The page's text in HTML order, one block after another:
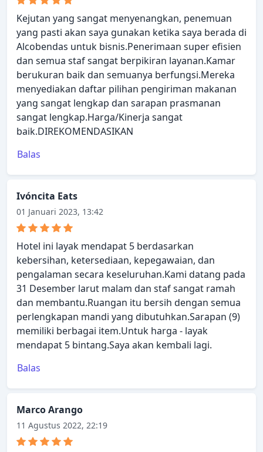
Kejutan yang sangat menyenangkan, penemuan
yang pasti akan saya gunakan ketika saya berada di
Alcobendas untuk bisnis.Penerimaan super efisien
dan semua staf sangat berpikiran layanan.Kamar
berukuran baik dan semuanya berfungsi.Mereka
menyediakan daftar pilihan pengiriman makanan
yang sangat lengkap dan sarapan prasmanan
sangat lengkap.Harga/Kinerja sangat
baik.DIREKOMENDASIKAN
Balas
Ivóncita Eats
01 Januari 2023, 13:42
Hotel ini layak mendapat 5 berdasarkan
kebersihan, ketersediaan, kepegawaian, dan
pengalaman secara keseluruhan.Kami datang pada
31 Desember larut malam dan staf sangat ramah
dan membantu.Ruangan itu bersih dengan semua
perlengkapan mandi yang dibutuhkan.Sarapan (9)
memiliki berbagai item.Untuk harga - layak
mendapat 5 bintang.Saya akan kembali lagi.
Balas
Marco Arango
11 Agustus 2022, 22:19